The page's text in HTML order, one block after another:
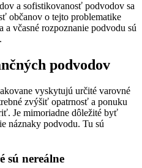
a sofistikovanosť podvodov sa
občanov o tejto problematike
a včasné rozpoznanie podvodu sú
podvodov
vyskytujú určité varovné
zvýšiť opatrnosť a ponuku
Je mimoriadne dôležité byť
náznaky podvodu. Tu sú
sú nereálne